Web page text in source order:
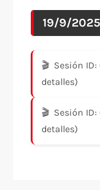
19/9/
Sesión
detalles)
Sesión
detalles)